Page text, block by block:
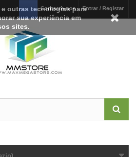
Entrar / Registar
Contacte-nos
outras tecnologias para
sua experiência em
sites.